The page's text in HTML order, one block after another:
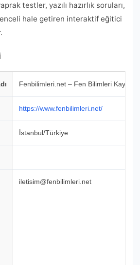
testler, yazılı hazırlık soruları,
hale getiren interaktif eğitici
Fenbilimleri.net – Fen Bilimleri
https://www.fenbilimleri.net/
İstanbul/Türkiye
iletisim@fenbilimleri.net